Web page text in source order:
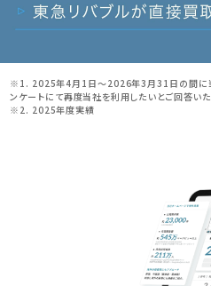
※1. 2025年4月1日～2026年3月31日の間に
ンケートにて再度当社を利用したいとご回答い
※2. 2025年度実績